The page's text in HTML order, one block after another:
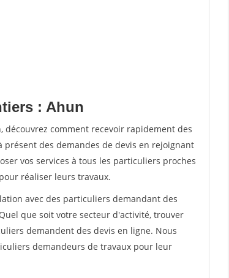
: Ahun
découvrez comment recevoir rapidement des
présent des demandes de devis en rejoignant
vos services à tous les particuliers proches
réaliser leurs travaux.
avec des particuliers demandant des
que soit votre secteur d'activité, trouver
demandent des devis en ligne. Nous
demandeurs de travaux pour leur